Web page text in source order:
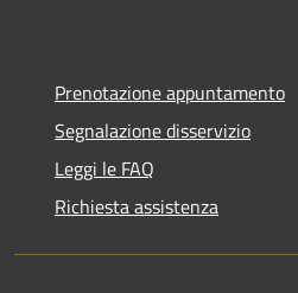
Prenotazione appuntamento
Segnalazione disservizio
Leggi le FAQ
Richiesta assistenza